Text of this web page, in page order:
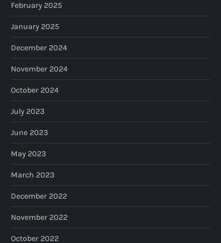
February 2025
January 2025
December 2024
November 2024
October 2024
July 2023
June 2023
May 2023
March 2023
December 2022
November 2022
October 2022